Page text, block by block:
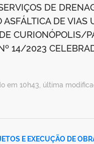
DE
ASFÁLTICA DE VIAS
CURIONÓPOLIS/
14/2023
em 10h43, última
E EXECUÇÃO DE